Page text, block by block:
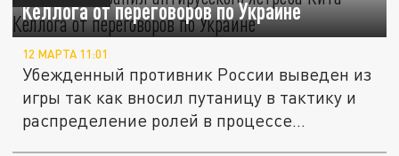
Келлога от переговоров по Украине
12 МАРТА 11:01
Убежденный противник России выведен из
игры так как вносил путаницу в тактику и
распределение ролей в процессе...